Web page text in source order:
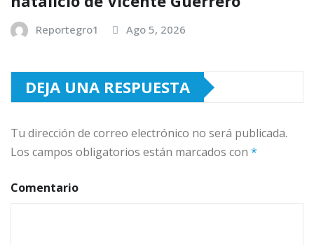
Reportegro1 Ago 5, 2026
DEJA UNA RESPUESTA
Tu dirección de correo electrónico no será publicada.
Los campos obligatorios están marcados con *
Comentario